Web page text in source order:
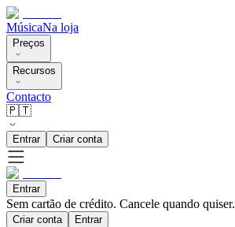
MúsicaNa loja
Preços
Recursos
Contacto
🇵🇹
Entrar Criar conta
Entrar
Sem cartão de crédito. Cancele quando quiser.
Criar conta Entrar